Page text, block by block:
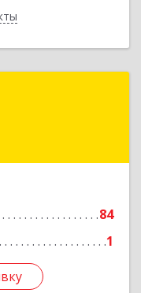
84
1
г, Кирова ул,